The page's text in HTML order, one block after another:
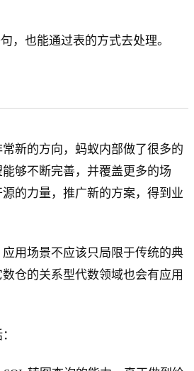
，也能通过表的方式去处理。
新的方向，蚂蚁内部做了很多的
够不断完善，并覆盖更多的场
的力量，推广新的方案，得到业
用场景不应该只局限于传统的典
仓的关系型代数领域也会有应用